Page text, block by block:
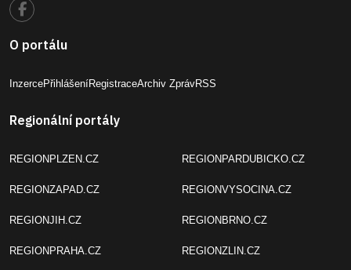
O portálu
InzercePřihlášeníRegistraceArchiv ZprávRSS
Regionální portály
REGIONPLZEN.CZ
REGIONZAPAD.CZ
REGIONJIH.CZ
REGIONPRAHA.CZ
REGIONPARDUBICKO.CZ
REGIONVYSOCINA.CZ
REGIONBRNO.CZ
REGIONZLIN.CZ